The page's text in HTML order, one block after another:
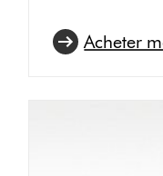
Acheter